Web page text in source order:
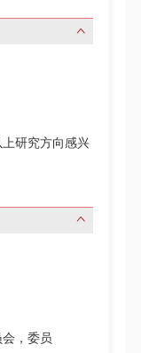
研究方向感兴
，委员